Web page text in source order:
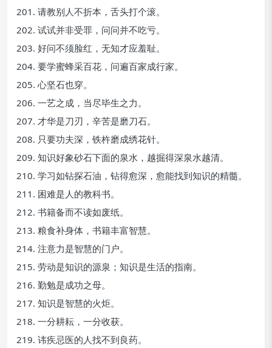
201. 请教别人不折本，舌头打个滚。
202. 试试并非受罪，问问并不吃亏。
203. 好问不须脸红，无知才应羞耻。
204. 要学蜜蜂采百花，问遍百家成行家。
205. 心坚石也穿。
206. 一艺之成，当尽毕生之力。
207. 才华是刀刃，辛苦是磨刀石。
208. 只要功夫深，铁杵磨成绣花针。
209. 知识好象砂石下面的泉水，越掘得深泉水越清。
210. 学习如钻探石油，钻得愈深，愈能找到知识的精髓。
211. 困难是人的教科书。
212. 书籍备而不读如废纸。
213. 粮食补身体，书籍丰富智慧。
214. 注意力是智慧的门户。
215. 劳动是知识的源泉；知识是生活的指南。
216. 勤勉是成功之母。
217. 知识是智慧的火炬。
218. 一分耕耘，一分收获。
219. 讳疾忌医的人找不到良药。